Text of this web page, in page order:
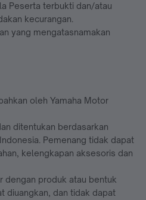
Peserta terbukti dan/atau
kecurangan.
yang mengatasnamakan
oleh Yamaha Motor
ditentukan berdasarkan
Pemenang tidak dapat
kelengkapan aksesoris dan
dengan produk atau bentuk
diuangkan, dan tidak dapat